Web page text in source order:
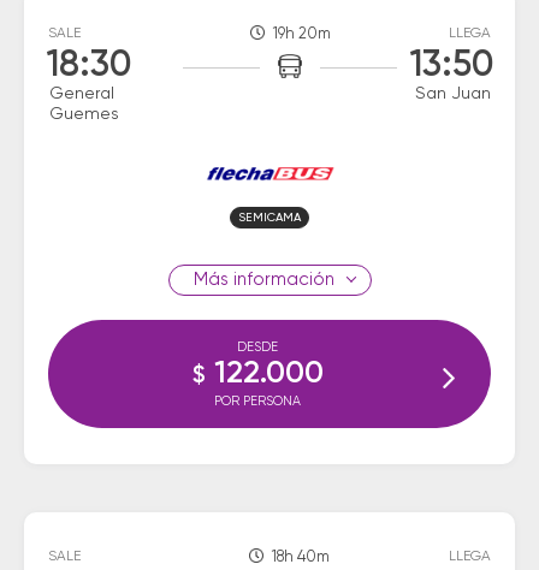
SALE
18:30
General
Guemes
19h 20m LLEGA
13:50
San Juan
SEMICAMA
información
DESDE
$ 122.000
POR PERSONA
SALE 18h 40m LLEGA